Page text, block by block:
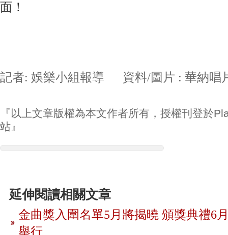
面！
記者: 娛樂小組報導 資料/圖片 : 華納唱
『以上文章版權為本文作者所有，授權刊登於
站』
延伸閱讀相關文章
金曲獎入圍名單5月將揭曉 頒獎典禮6
舉行